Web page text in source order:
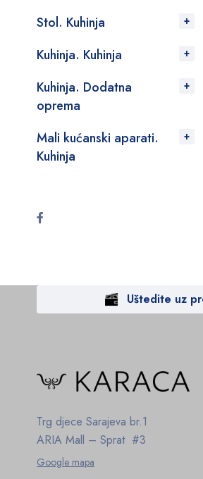
Stol. Kuhinja
Kuhinja. Kuhinja
Kuhinja. Dodatna
oprema
Mali kućanski aparati.
Kuhinja
Uštedite uz
Trg djece Sarajeva br.1
ARIA Mall – Sprat #3
Google mapa